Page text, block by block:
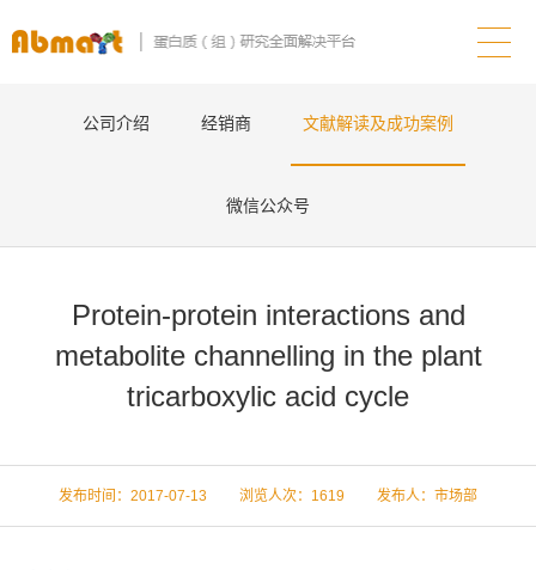
公司介绍 经销商 文献解读及成功案例
微信公众号
Protein-protein interactions and
metabolite channelling in the plant
tricarboxylic acid cycle
发布时间：2017-07-13 浏览人次： 1619 发布人：市场部